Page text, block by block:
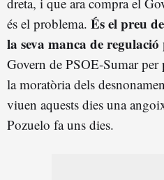
és el problema. És el preu
la seva manca de
Govern de PSOE-Sumar
la moratòria dels
viuen aquests dies una
Pozuelo fa uns dies.